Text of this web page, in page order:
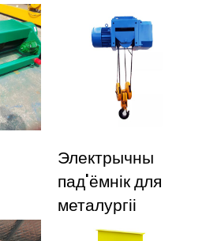
Электрычны
пад'ёмнік для
металургіі